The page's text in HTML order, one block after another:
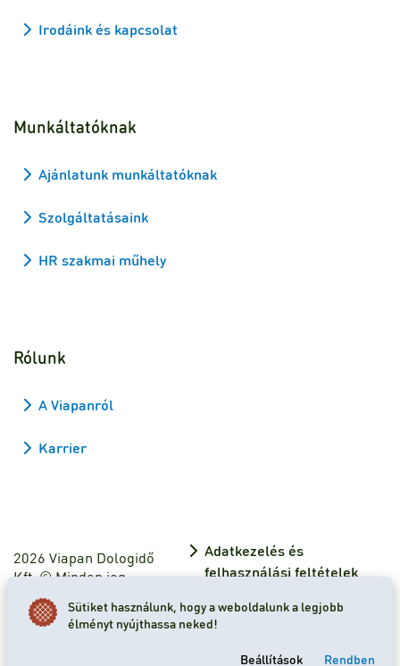
Irodáink és kapcsolat
Munkáltatóknak
Ajánlatunk munkáltatóknak
Szolgáltatásaink
HR szakmai műhely
Rólunk
A Viapanról
Karrier
2026 Viapan Dologidő
Kft. © Minden jog
fenntartva.
Adatkezelés és
felhasználási feltételek
Adatkezelési tájékoztató
Sütiket használunk, hogy a weboldalunk a legjobb
élményt nyújthassa neked!
Beállítások Rendben